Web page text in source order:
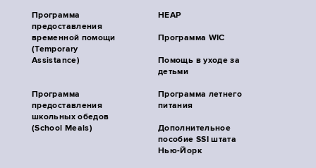
Программа
предоставления
временной помощи
(Temporary
Assistance)
HEAP
Программа WIC
Помощь в уходе за
детьми
Программа
предоставления
школьных обедов
(School Meals)
Программа летнего
питания
Дополнительное
пособие SSI штата
Нью-Йорк